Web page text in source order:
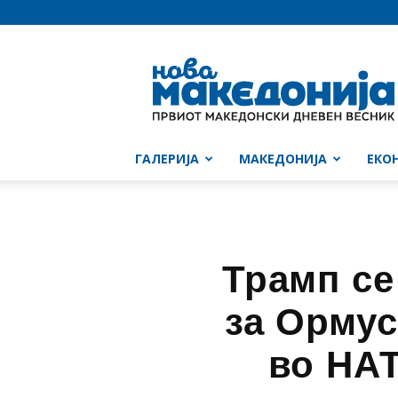
Македонија
ГАЛЕРИЈА МАКЕДОНИЈА
Трамп
за
во